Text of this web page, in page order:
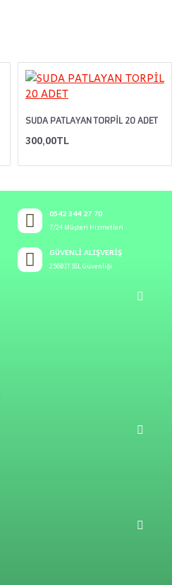
SUDA PATLAYAN TORPİL 20 ADET
300,00TL
0542 344 27 70
7/24 Müşteri Hizmetleri
GÜVENLI ALIŞVERIŞ
256BİT SSL Güvenliği